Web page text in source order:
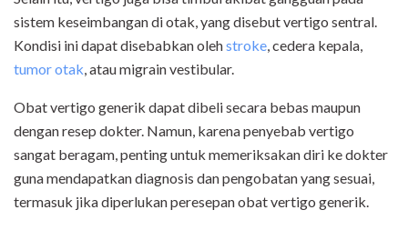
sistem keseimbangan di otak, yang disebut vertigo sentral.
Kondisi ini dapat disebabkan olehstroke, cedera kepala,
tumor otak, atau migrain vestibular.
Obat vertigo generik dapat dibeli secara bebas maupun
dengan resep dokter. Namun, karena penyebab vertigo
sangat beragam, penting untuk memeriksakan diri ke dokter
guna mendapatkan diagnosis dan pengobatan yang sesuai,
termasuk jika diperlukan peresepan obat vertigo generik.